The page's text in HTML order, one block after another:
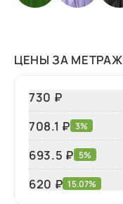
ЦЕНЫ ЗА МЕТРАЖ
730 ₽
708.1 ₽ 3%
693.5 ₽ 5%
620 ₽ 15.07%